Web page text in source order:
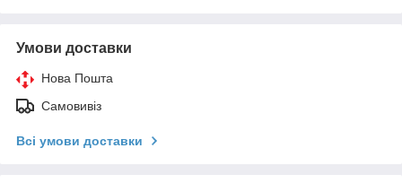
Умови доставки
Нова Пошта
Самовивіз
Всі умови доставки